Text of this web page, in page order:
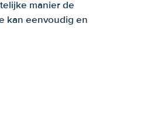
manier de
kan eenvoudig en